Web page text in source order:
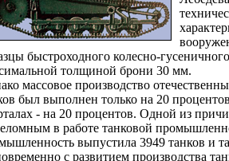
быстроходного колесно-
толщиной брони 30 мм.
массовое производство
был выполнен только на 20
- на 20 процентов. Одной из
в работе танковой
выпустила 3949 танков и
с развитием производства